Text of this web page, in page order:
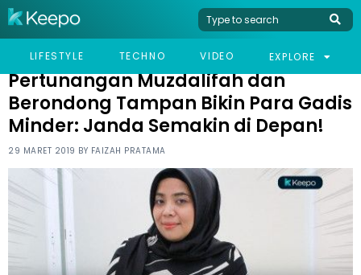
LIFESTYLE TECHNO VIDEO EXPLORE
HOME CELEB
PERTUNANGAN MUZDALIFAH DAN BERONDONG TAMPAN BIKIN
Pertunangan Muzdalifah dan
Berondong Tampan Bikin Para Gadis
Minder: Janda Semakin di Depan!
29 MARET 2019 BY FAIZAH PRATAMA